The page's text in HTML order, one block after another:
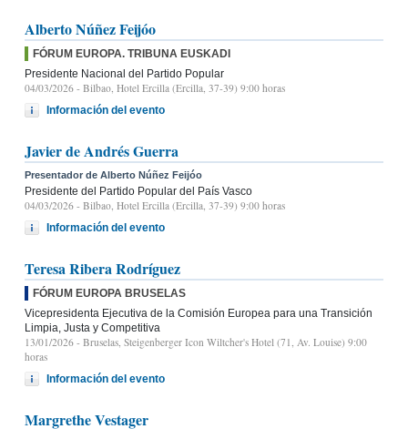
Alberto Núñez Feijóo
FÓRUM EUROPA. TRIBUNA EUSKADI
Presidente Nacional del Partido Popular
04/03/2026 - Bilbao, Hotel Ercilla (Ercilla, 37-39) 9:00 horas
Información del evento
Javier de Andrés Guerra
Presentador de Alberto Núñez Feijóo
Presidente del Partido Popular del País Vasco
04/03/2026 - Bilbao, Hotel Ercilla (Ercilla, 37-39) 9:00 horas
Información del evento
Teresa Ribera Rodríguez
FÓRUM EUROPA BRUSELAS
Vicepresidenta Ejecutiva de la Comisión Europea para una Transición
Limpia, Justa y Competitiva
13/01/2026 - Bruselas, Steigenberger Icon Wiltcher's Hotel (71, Av. Louise) 9:00
horas
Información del evento
Margrethe Vestager